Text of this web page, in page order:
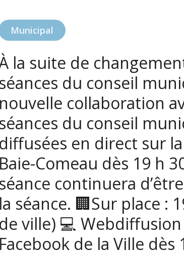
Municipal
la suite de
séances du conseil
nouvelle collaboration
séances du conseil
diffusées en direct sur
Baie-Comeau dès 19 h
séance continuera
la séance. 🏢Sur place :
de ville) 💻
Facebook de la Ville dès